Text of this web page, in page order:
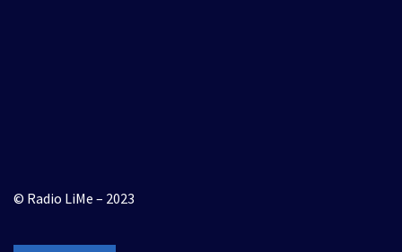
© Radio LiMe – 2023